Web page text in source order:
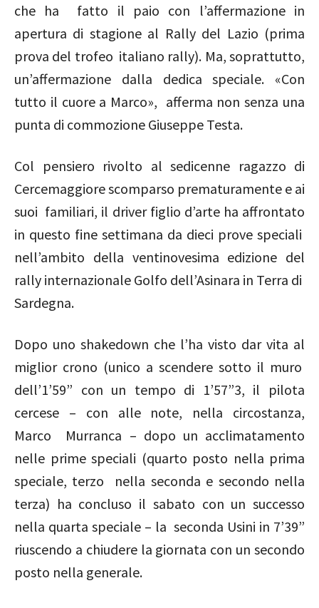
che ha fatto il paio con l’affermazione in
apertura di stagione al Rally del Lazio (prima
prova del trofeo italiano rally). Ma, soprattutto,
un’affermazione dalla dedica speciale. «Con
tutto il cuore a Marco», afferma non senza una
punta di commozione Giuseppe Testa.
Col pensiero rivolto al sedicenne ragazzo di
Cercemaggiore scomparso prematuramente e ai
suoi familiari, il driver figlio d’arte ha affrontato
in questo fine settimana da dieci prove speciali
nell’ambito della ventinovesima edizione del
rally internazionale Golfo dell’Asinara in Terra di
Sardegna.
Dopo uno shakedown che l’ha visto dar vita al
miglior crono (unico a scendere sotto il muro
dell’1’59” con un tempo di 1’57”3, il pilota
cercese – con alle note, nella circostanza,
Marco Murranca – dopo un acclimatamento
nelle prime speciali (quarto posto nella prima
speciale, terzo nella seconda e secondo nella
terza) ha concluso il sabato con un successo
nella quarta speciale – la seconda Usini in 7’39”
riuscendo a chiudere la giornata con un secondo
posto nella generale.